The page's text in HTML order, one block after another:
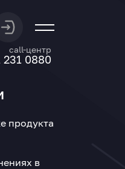
call-центр
231 0880
продукта
в